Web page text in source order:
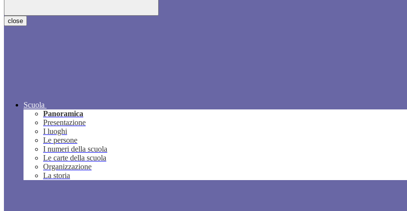
close
Scuola
Panoramica
Presentazione
I luoghi
Le persone
I numeri della scuola
Le carte della scuola
Organizzazione
La storia